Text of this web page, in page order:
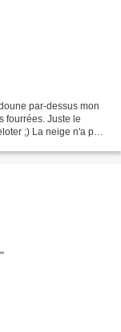
par-dessus mon
fourrées. Juste le
;) La neige n'a pas